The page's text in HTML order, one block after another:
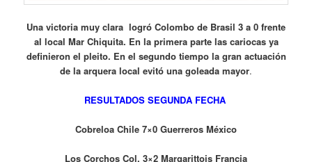
Una victoria muy clara logró Colombo de Brasil 3 a 0 frente
al local Mar Chiquita. En la primera parte las cariocas ya
definieron el pleito. En el segundo tiempo la gran actuación
de la arquera local evitó una goleada mayor.
RESULTADOS SEGUNDA FECHA
Cobreloa Chile 7×0 Guerreros México
Los Corchos Col. 3×2 Margarittois Francia